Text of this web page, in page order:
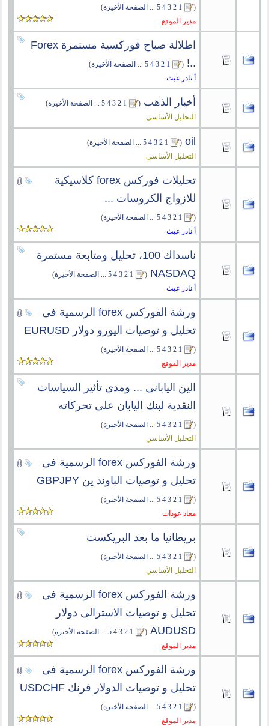
(
1
2
3
4
5
... الصفحة الأخيرة)
مدير الموقع
اطلالة صباح فوركسية مستمرة Forex
..!
‏
(
1
2
3
4
5
... الصفحة الأخيرة)
أ.نادر غيث
أخبار الذهب ‏
(
1
2
3
4
5
... الصفحة الأخيرة)
التحليل الأساسي
oil
‏
(
1
2
3
4
5
... الصفحة الأخيرة)
التحليل الأساسي
تحليلات فوركس forex كلاسيكية
للازواج الكروسات ...
(
1
2
3
4
5
... الصفحة الأخيرة)
أ.نادر غيث
ناسداك 100، تحليل ومتابعة مستمرة
NASDAQ
‏
(
1
2
3
4
5
... الصفحة الأخيرة)
أ.نادر غيث
ورشة الفوركس forex الرسمية فى
تحليل و توصيات اليورو دولار EURUSD
(
1
2
3
4
5
... الصفحة الأخيرة)
مدير الموقع
الين اليابانى ... ومدى تأثير السياسات
النقدية لبنك اليابان على تحركاته
(
1
2
3
4
5
... الصفحة الأخيرة)
التحليل الأساسي
ورشة الفوركس forex الرسمية فى
تحليل و توصيات الباوند ين GBPJPY
(
1
2
3
4
5
... الصفحة الأخيرة)
معاذ عودات
بريطانيا ما بعد البريكست
(
1
2
3
4
5
... الصفحة الأخيرة)
التحليل الأساسي
ورشة الفوركس forex الرسمية فى
تحليل و توصيات الاسترالى دولار
AUDUSD
‏
(
1
2
3
4
5
... الصفحة الأخيرة)
مدير الموقع
ورشة الفوركس forex الرسمية فى
تحليل و توصيات الدولار فرنك USDCHF
(
1
2
3
4
5
... الصفحة الأخيرة)
مدير الموقع